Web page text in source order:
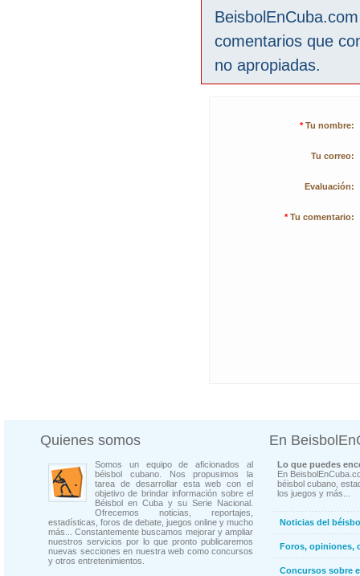
comentarios que
no apropiadas.
* Tu nombre:
Tu correo:
Evaluación:
* Tu comentario:
Quienes somos
Somos un equipo de aficionados al
béisbol cubano. Nos propusimos la
tarea de desarrollar esta web con el
objetivo de brindar información sobre el
Béisbol en Cuba y su Serie Nacional.
Ofrecemos noticias, reportajes,
estadísticas, foros de debate, juegos online y mucho
más... Constantemente buscamos mejorar y ampliar
nuestros servicios por lo que pronto publicaremos
nuevas secciones en nuestra web como concursos
y otros entretenimientos.
En
Lo que puedes
En
béisbol cubano,
los juegos y más...
Noticias del
Foros, opiniones,
Concursos sobre